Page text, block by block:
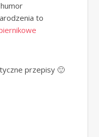
to
przepisy 🙂